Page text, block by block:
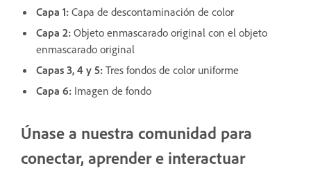
Capa 1: Capa de descontaminación de color
Capa 2: Objeto enmascarado original con el objeto
enmascarado original
Capas 3, 4 y 5: Tres fondos de color uniforme
Capa 6: Imagen de fondo
Únase a nuestra comunidad para
conectar, aprender e interactuar